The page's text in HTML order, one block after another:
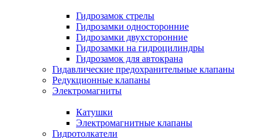
Гидрозамок стрелы
Гидрозамки односторонние
Гидрозамки двухсторонние
Гидрозамки на гидроцилиндры
Гидрозамок для автокрана
Гидавлические предохранительные клапаны
Редукционные клапаны
Электромагниты
Катушки
Электромагнитные клапаны
Гидротолкатели